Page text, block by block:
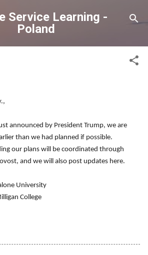
Skip to main content
Service Learning -
Poland
announced by President Trump, we are
than we had planned if possible.
our plans will be coordinated through
and we will also post updates here.
University
College